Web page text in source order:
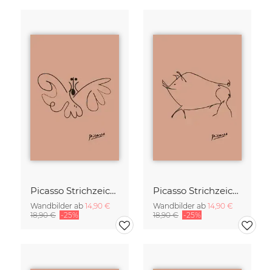
Picasso Strichzeichnung - Schmetterling Terracotta
Wandbilder ab 14,90 €
18,90 € -25%
Picasso Strichzeichnung - Wildschwein Terracotta
Wandbilder ab 14,90 €
18,90 € -25%